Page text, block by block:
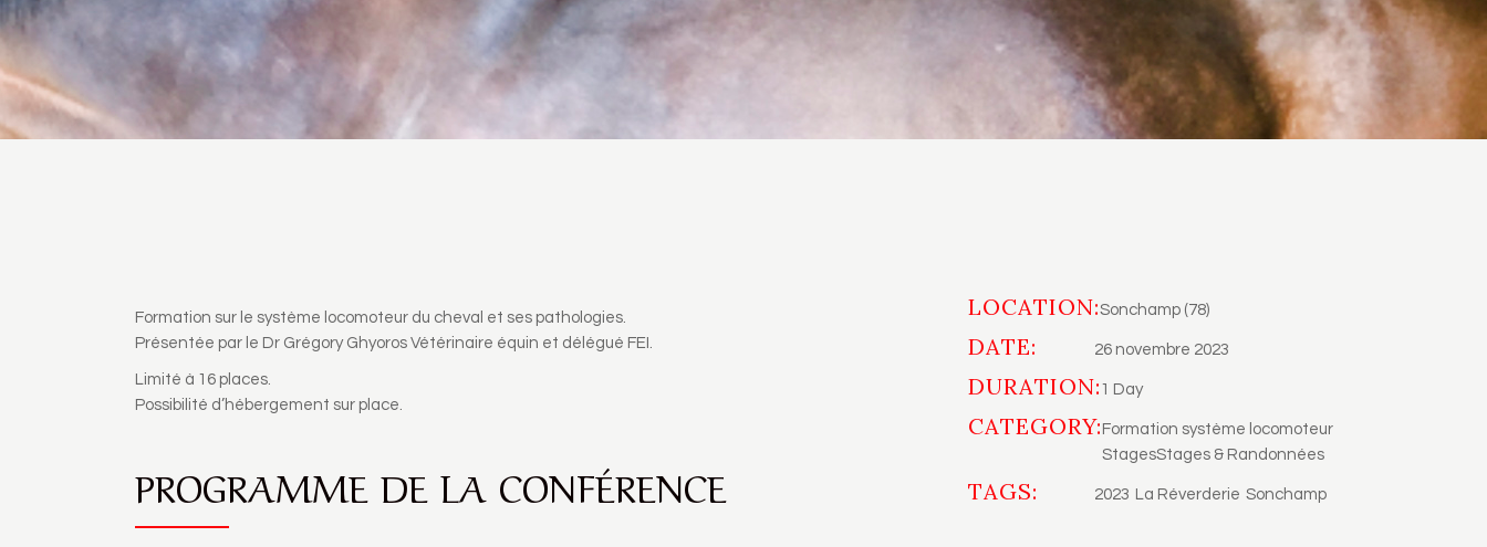
Formation sur le système locomoteur du cheval et ses pathologies.
Présentée par le Dr Grégory Ghyoros Vétérinaire équin et délégué FEI.
Limité à 16 places.
Possibilité d’hébergement sur place.
PROGRAMME DE LA CONFÉRENCE
LOCATION:Sonchamp (78)
DATE: 26 novembre 2023
DURATION: 1 Day
CATEGORY: Formation système locomoteur
StagesStages & Randonnées
TAGS: 2023 La Réverderie Sonchamp